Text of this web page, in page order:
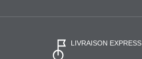
LIVRAISON EXPRESS